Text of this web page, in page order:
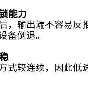
能力
，输出端不容易反
备倒退。
式较连续，因此低